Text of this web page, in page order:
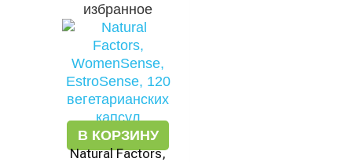
избранное
В КОРЗИНУ
Natural Factors,